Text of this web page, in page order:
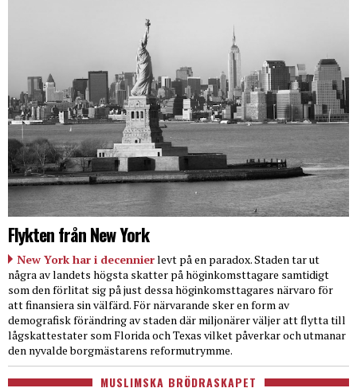
Flykten från New York
New York har i decennierlevt på en paradox. Staden tar ut
några av landets högsta skatter på höginkomsttagare samtidigt
som den förlitat sig på just dessa höginkomsttagares närvaro för
att finansiera sin välfärd. För närvarande sker en form av
demografisk förändring av staden där miljonärer väljer att flytta till
lågskattestater som Florida och Texas vilket påverkar och utmanar
den nyvalde borgmästarens reformutrymme.
MUSLIMSKA BRÖDRASKAPET